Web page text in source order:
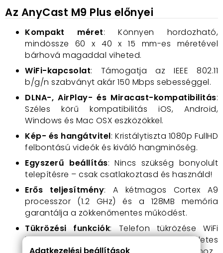
Az AnyCast M9 Plus előnyei
Kompakt méret: Könnyen hordozható,
mindössze 60 x 40 x 15 mm-es méretével
bárhová magaddal viheted.
WiFi-kapcsolat: Támogatja az IEEE 802.11
b/g/n szabványt akár 150 Mbps sebességgel.
DLNA-, AirPlay- és Miracast-kompatibilitás:
Széles körű kompatibilitás iOS, Android,
Windows és Mac OSX eszközökkel.
Kép- és hangátvitel: Kristálytiszta 1080p FullHD
felbontású videók és kiváló hangminőség.
Egyszerű beállítás: Nincs szükség bonyolult
telepítésre – csak csatlakoztasd és használd!
Erős teljesítmény: A kétmagos Cortex A9
processzor (1.2 GHz) és a 128MB memória
garantálja a zökkenőmentes működést.
Tükrözési funkciók: Telefon tükrözése WiFi
kapcsolaton keresztül – tökéletes
Adatkezelési beállítások